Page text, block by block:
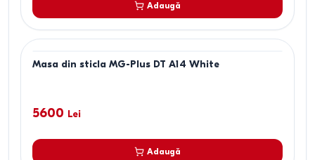
Adaugă
Masa din sticla MG-Plus DT A14 White
5600 Lei
Adaugă